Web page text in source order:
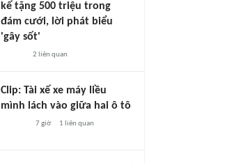
kế tặng 500 triệu trong
đám cưới, lời phát biểu
'gây sốt'
2 liên quan
Clip: Tài xế xe máy liều
mình lách vào giữa hai ô tô
7 giờ 1 liên quan